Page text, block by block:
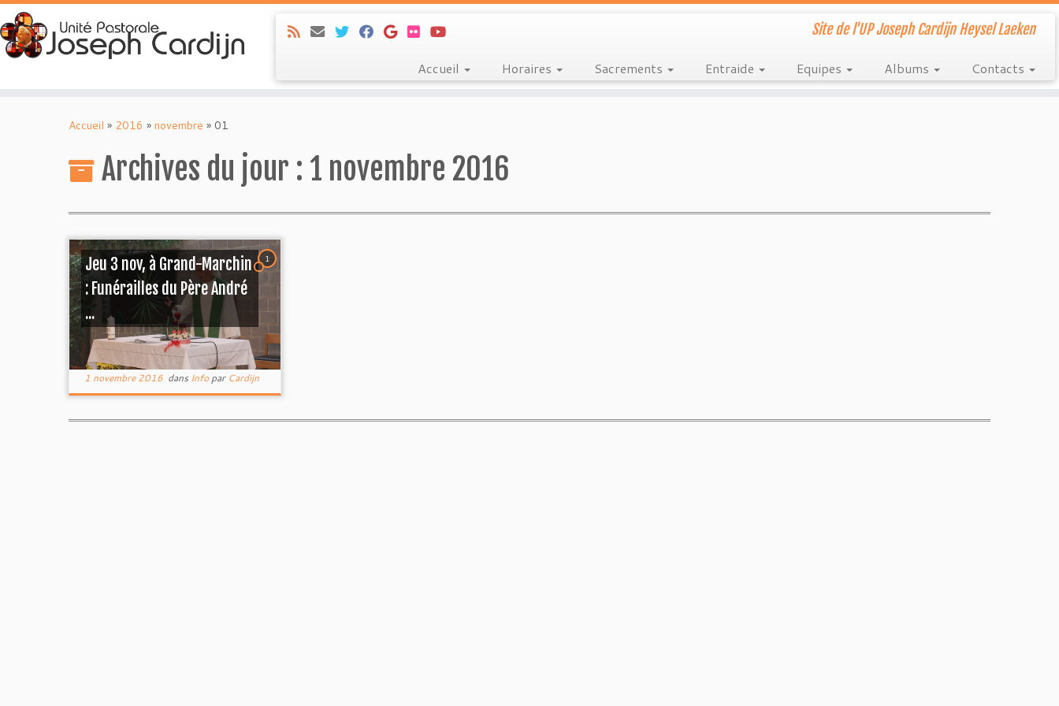
Site de l'UP Joseph Cardijn Heysel Laeken
Accueil Horaires Sacrements Entraide Equipes Albums Contacts
Accueil » 2016 » novembre » 01
Archives du jour : 1 novembre 2016
1
Jeu 3 nov, à Grand-Marchin
: Funérailles du Père André
...
1 novembre 2016dans Info par Cardijn